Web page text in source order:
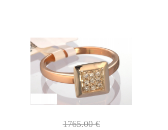
1765.00€